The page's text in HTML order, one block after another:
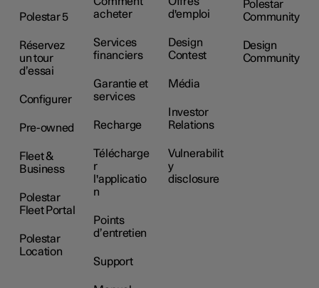
Polestar 5
Réservez
un tour
d’essai
Configurer
Pre-owned
Fleet &
Business
Polestar
Fleet Portal
Polestar
Location
acheter
Services
financiers
Garantie et
services
Recharge
Télécharge
r
l'applicatio
n
Points
d’entretien
Support
d'emploi
Design
Contest
Média
Investor
Relations
Vulnerabilit
y
disclosure
Polestar
Community
Design
Community